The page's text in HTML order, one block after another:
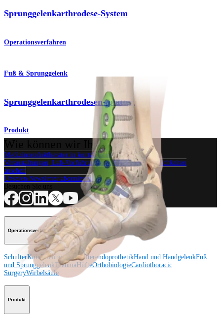
Sprunggelenkarthrodese-System
Operationsverfahren
Fuß & Sprunggelenk
Sprunggelenkarthrodesen- platten
Produkt
Wie können wir Ihnen helfen?
Medizinproduktberater:in kontaktieren
Veranstaltungen, Lab-Vorführungen und Schulungsmöglichkeiten
ansehen
Unseren Newsletter abonnieren
Operationsverfahren
SchulterKnieEllenbogen SchulterendoprothetikHand und HandgelenkFuß
und SprunggelenkTrauma HüfteOrthobiologieCardiothoracic
SurgeryWirbelsäule
Produkt